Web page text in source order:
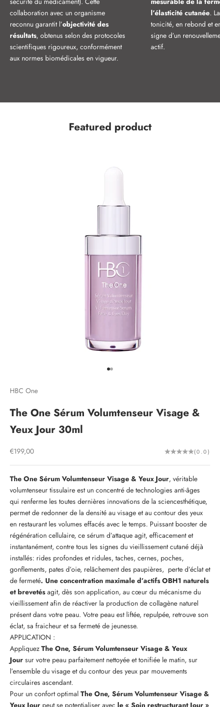
collaboration avec un organisme
reconnu garantit l’objectivité des
résultats, obtenus selon des protocoles
scientifiques rigoureux, conformément
aux normes biomédicales en vigueur.
l’élasticité cutanée.
tonicité, en rebond et
signe d’un
actif.
Featured product
Aller à l'élément 1
Aller à l'élément 2
HBC One
The One Sérum Volumtenseur Visage &
Yeux Jour 30ml
Prix de vente
€199,00 (0.0)
The One Sérum Volumtenseur Visage & Yeux Jour, véritable
volumtenseur tissulaire est un concentré de technologies anti-âges
qui renferme les toutes dernières innovations de la sciencesthétique,
permet de redonner de la densité au visage et au contour des yeux
en restaurant les volumes effacés avec le temps. Puissant booster de
régénération cellulaire, ce sérum d’attaque agit, efficacement et
instantanément, contre tous les signes du vieillissement cutané déjà
installés: rides profondes et ridules, taches, cernes, poches,
gonflements, pates d’oie, relâchement des paupières, perte d’éclat et
de fermeté. Une concentration maximale d’actifs OBH1 naturels
et brevetés agit, dès son application, au cœur du mécanisme du
vieillissement afin de réactiver la production de collagène naturel
présent dans votre peau. Votre peau est liftée, repulpée, retrouve son
éclat, sa fraicheur et sa fermeté de jeunesse.
APPLICATION :
Appliquez The One, Sérum Volumtenseur Visage & Yeux
Jour sur votre peau parfaitement nettoyée et tonifiée le matin, sur
l’ensemble du visage et du contour des yeux par mouvements
circulaires ascendant.
Pour un confort optimal The One, Sérum Volumtenseur Visage &